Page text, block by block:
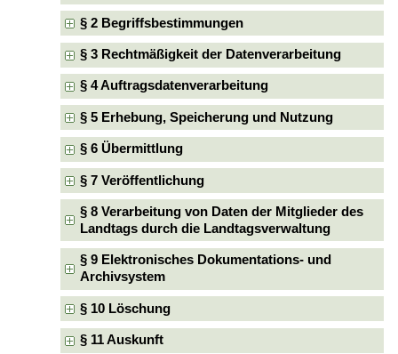
§ 2 Begriffsbestimmungen
§ 3 Rechtmäßigkeit der Datenverarbeitung
§ 4 Auftragsdatenverarbeitung
§ 5 Erhebung, Speicherung und Nutzung
§ 6 Übermittlung
§ 7 Veröffentlichung
§ 8 Verarbeitung von Daten der Mitglieder des
Landtags durch die Landtagsverwaltung
§ 9 Elektronisches Dokumentations- und
Archivsystem
§ 10 Löschung
§ 11 Auskunft